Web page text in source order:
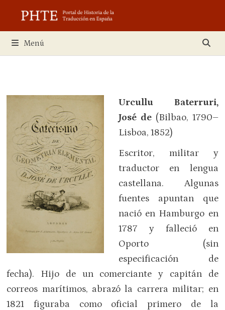
contenido
Menú
Urcullu Baterruri,
José de (Bilbao, 1790–
Lisboa, 1852)
Escritor, militar y
traductor en lengua
castellana. Algunas
fuentes apuntan que
nació en Hamburgo en
1787 y falleció en
Oporto (sin
especificación de
fecha). Hijo de un comerciante y capitán de
correos marítimos, abrazó la carrera militar; en
1821 figuraba como oficial primero de la